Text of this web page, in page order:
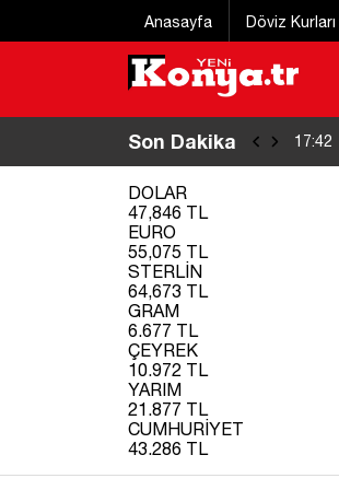
Anasayfa Döviz Kurları
Son Dakika 17:42
DOLAR
47,846 TL
EURO
55,075 TL
STERLİN
64,673 TL
GRAM
6.677 TL
ÇEYREK
10.972 TL
YARIM
21.877 TL
CUMHURİYET
43.286 TL